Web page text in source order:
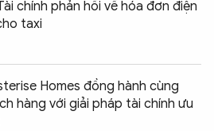
chính phản hồi về hóa đơn điện
taxi
Homes đồng hành cùng
hàng với giải pháp tài chính ưu